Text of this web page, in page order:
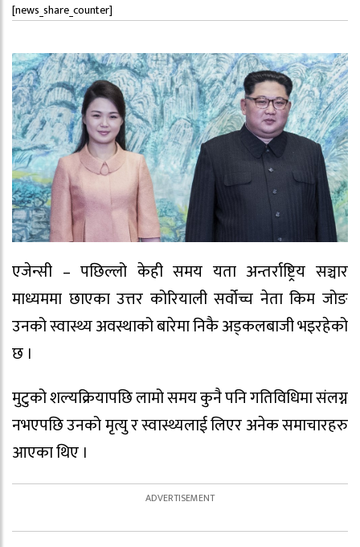
[news_share_counter]
एजेन्सी – पछिल्लो केही समय यता अन्तर्राष्ट्रिय सञ्चार
माध्यममा छाएका उत्तर कोरियाली सर्वोच्च नेता किम जोङ
उनको स्वास्थ्य अवस्थाको बारेमा निकै अड्कलबाजी भइरहेको
छ ।
मुटुको शल्यक्रियापछि लामो समय कुनै पनि गतिविधिमा संलग्न
नभएपछि उनको मृत्यु र स्वास्थ्यलाई लिएर अनेक समाचारहरु
आएका थिए ।